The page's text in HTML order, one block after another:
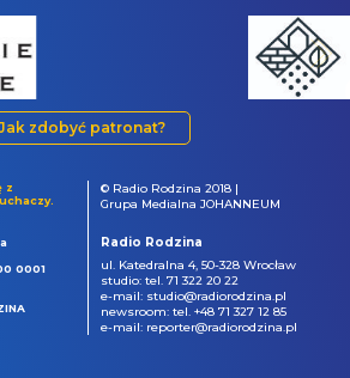
zdobyć patronat?
z
0001
© Radio Rodzina 2018 |
Grupa Medialna JOHANNEUM
Radio Rodzina
ul. Katedralna 4, 50-328 Wrocław
studio: tel. 71 322 20 22
e-mail: studio@radiorodzina.pl
newsroom: tel. +48 71 327 12 85
e-mail: reporter@radiorodzina.pl